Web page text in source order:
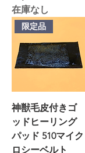
在庫なし
限定品
神獣毛皮付きゴ
ッドヒーリング
パッド 510マイク
ロシーベルト